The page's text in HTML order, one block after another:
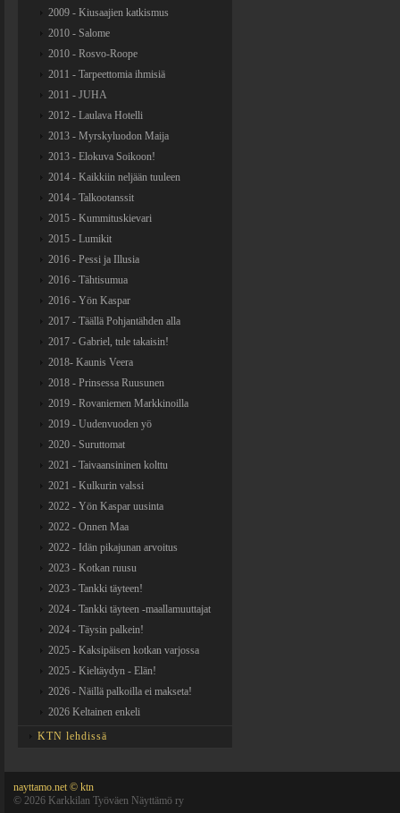
2009 - Kiusaajien katkismus
2010 - Salome
2010 - Rosvo-Roope
2011 - Tarpeettomia ihmisiä
2011 - JUHA
2012 - Laulava Hotelli
2013 - Myrskyluodon Maija
2013 - Elokuva Soikoon!
2014 - Kaikkiin neljään tuuleen
2014 - Talkootanssit
2015 - Kummituskievari
2015 - Lumikit
2016 - Pessi ja Illusia
2016 - Tähtisumua
2016 - Yön Kaspar
2017 - Täällä Pohjantähden alla
2017 - Gabriel, tule takaisin!
2018- Kaunis Veera
2018 - Prinsessa Ruusunen
2019 - Rovaniemen Markkinoilla
2019 - Uudenvuoden yö
2020 - Suruttomat
2021 - Taivaansininen kolttu
2021 - Kulkurin valssi
2022 - Yön Kaspar uusinta
2022 - Onnen Maa
2022 - Idän pikajunan arvoitus
2023 - Kotkan ruusu
2023 - Tankki täyteen!
2024 - Tankki täyteen -maallamuuttajat
2024 - Täysin palkein!
2025 - Kaksipäisen kotkan varjossa
2025 - Kieltäydyn - Elän!
2026 - Näillä palkoilla ei makseta!
2026 Keltainen enkeli
KTN lehdissä
nayttamo.net © ktn
© 2026 Karkkilan Työväen Näyttämö ry